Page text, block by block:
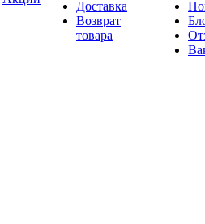
Доставка
Возврат
товара